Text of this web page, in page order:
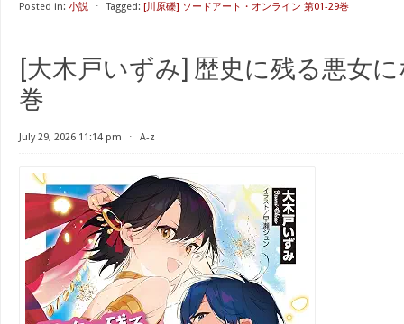
Posted in: 小説 ⋅ Tagged: [川原礫] ソードアート・オンライン 第01-29巻
[大木戸いずみ] 歴史に残る悪女に
巻
July 29, 2026 11:14 pm ⋅ A-z